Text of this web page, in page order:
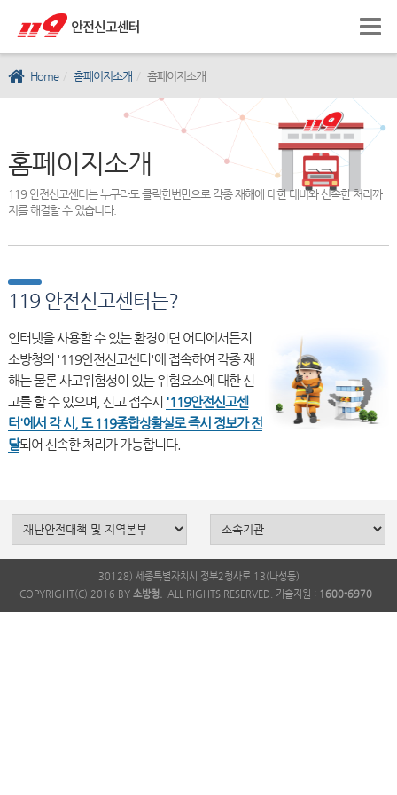
Home 홈페이지소개 홈페이지소개
홈페이지소개
119 안전신고센터는 누구라도 클릭한번만으로 각종 재해에 대한 대비와 신속한 처리까
지를 해결할 수 있습니다.
119 안전신고센터는?
인터넷을 사용할 수 있는 환경이면 어디에서든지
소방청의 '119안전신고센터'에 접속하여 각종 재
해는 물론 사고위험성이 있는 위험요소에 대한 신
고를 할 수 있으며, 신고 접수시 '119안전신고센
터'에서 각 시, 도 119종합상황실로 즉시 정보가 전
달
30128) 세종특별자치시 정부2청사로 13(나성동)
COPYRIGHT(C) 2016 BY 소방청. ALL RIGHTS RESERVED. 기술지원 : 1600-6970